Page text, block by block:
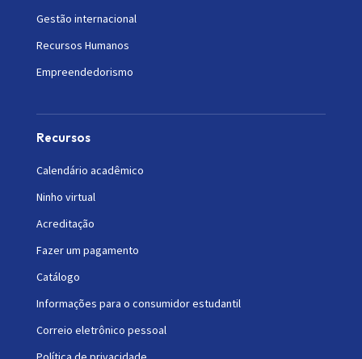
Gestão internacional
Recursos Humanos
Empreendedorismo
Recursos
Calendário acadêmico
Ninho virtual
Acreditação
Fazer um pagamento
Catálogo
Informações para o consumidor estudantil
Correio eletrônico pessoal